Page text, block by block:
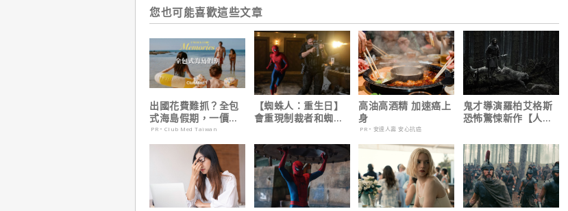
您也可能喜歡這些文章
出國花費難抓？全包
式海島假期，一價搞
定食宿玩樂，省錢更
省心！
PR・Club Med Taiwan
【蜘蛛人：重生日】
會重現制裁者和蜘蛛
姆霍蘭這樣說！
高油高酒精 加速癌上
身
PR・安達人壽 安心抗癌
鬼才導演羅柏艾格斯
恐怖驚悚新作【人狼
光